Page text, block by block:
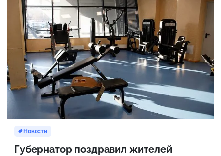
Новости
Губернатор поздравил жителей